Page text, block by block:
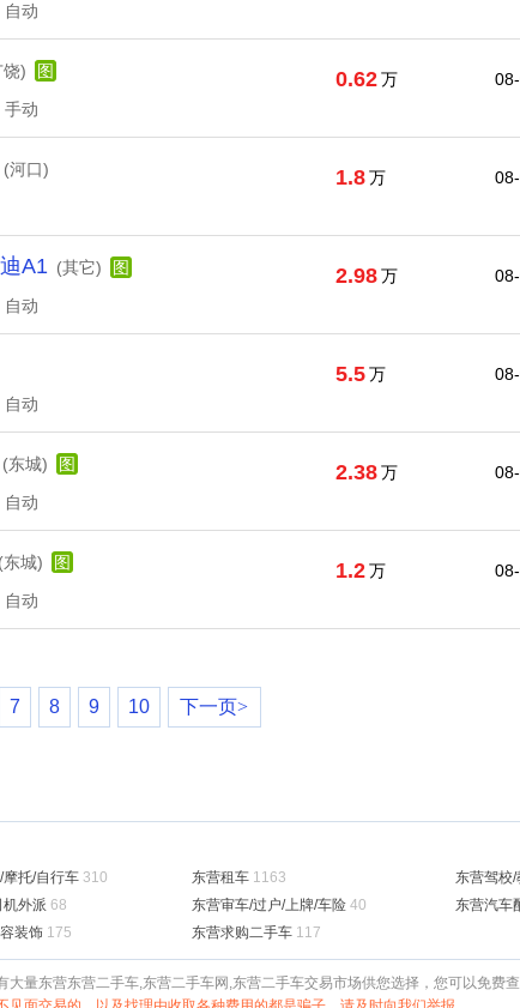
自动
饶)
图
手动
0.62万
(河口)
1.8万
A1 (其它)
图
自动
2.98万
自动
5.5万
(东城)
图
自动
2.38万
(东城)
图
自动
1.2万
7 8 9 10 下一页>
摩托/自行车 310 东营租车 1163 东营驾校
机外派 68 东营审车/过户/上牌/车险 40 东营汽车
装饰 175 东营求购二手车 117
量东营东营二手车,东营二手车网,东营二手车交易市场供您选择，您可以免费